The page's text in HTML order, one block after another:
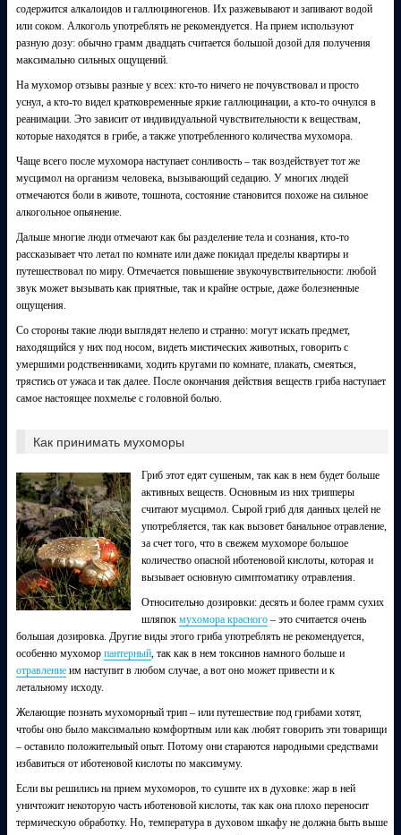
содержится алкалоидов и галлюциногенов. Их разжевывают и запивают водой
или соком. Алкоголь употреблять не рекомендуется. На прием используют
разную дозу: обычно грамм двадцать считается большой дозой для получения
максимально сильных ощущений.
На мухомор отзывы разные у всех: кто-то ничего не почувствовал и просто
уснул, а кто-то видел кратковременные яркие галлюцинации, а кто-то очнулся в
реанимации. Это зависит от индивидуальной чувствительности к веществам,
которые находятся в грибе, а также употребленного количества мухомора.
Чаще всего после мухомора наступает сонливость – так воздействует тот же
мусцимол на организм человека, вызывающий седацию. У многих людей
отмечаются боли в животе, тошнота, состояние становится похоже на сильное
алкогольное опьянение.
Дальше многие люди отмечают как бы разделение тела и сознания, кто-то
рассказывает что летал по комнате или даже покидал пределы квартиры и
путешествовал по миру. Отмечается повышение звукочувствительности: любой
звук может вызывать как приятные, так и крайне острые, даже болезненные
ощущения.
Со стороны такие люди выглядят нелепо и странно: могут искать предмет,
находящийся у них под носом, видеть мистических животных, говорить с
умершими родственниками, ходить кругами по комнате, плакать, смеяться,
трястись от ужаса и так далее. После окончания действия веществ гриба наступает
самое настоящее похмелье с головной болью.
Как принимать мухоморы
Гриб этот едят сушеным, так как в нем будет больше
активных веществ. Основным из них трипперы
считают мусцимол. Сырой гриб для данных целей не
употребляется, так как вызовет банальное отравление,
за счет того, что в свежем мухоморе большое
количество опасной иботеновой кислоты, которая и
вызывает основную симптоматику отравления.
Относительно дозировки: десять и более грамм сухих
шляпок мухомора красного – это считается очень
большая дозировка. Другие виды этого гриба употреблять не рекомендуется,
особенно мухомор пантерный, так как в нем токсинов намного больше и
отравление им наступит в любом случае, а вот оно может привести и к
летальному исходу.
Желающие познать мухоморный трип – или путешествие под грибами хотят,
чтобы оно было максимально комфортным или как любят говорить эти товарищи
– оставило положительный опыт. Потому они стараются народными средствами
избавиться от иботеновой кислоты по максимуму.
Если вы решились на прием мухоморов, то сушите их в духовке: жар в ней
уничтожит некоторую часть иботеновой кислоты, так как она плохо переносит
термическую обработку. Но, температура в духовом шкафу не должна быть выше